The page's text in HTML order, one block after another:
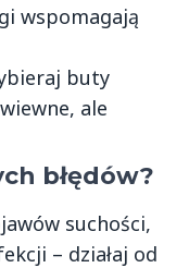
wspomagają
buty
ale
błędów?
suchości,
– działaj od